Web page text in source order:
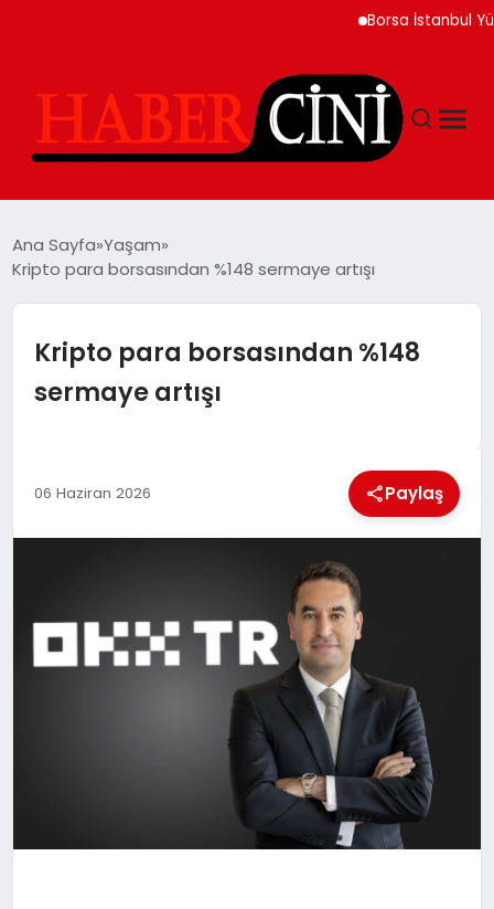
Borsa İstanbul
GÜNCEL
MAGAZIN
EKONOMI
Ana Sayfa Yaşam
Kripto para borsasından %148 sermaye artışı
Kripto para borsasından %148
sermaye artışı
06 Haziran 2026 Paylaş